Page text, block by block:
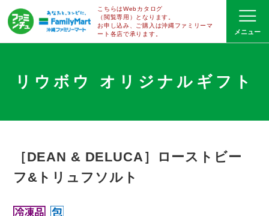
こちらはWebカタログ
（閲覧専用）となります。
お申し込み、ご購入は沖縄ファミリーマ
ート 各店で承ります。
リウボウ オリジナルギフト
［DEAN & DELUCA］ローストビー
フ&トリュフソルト